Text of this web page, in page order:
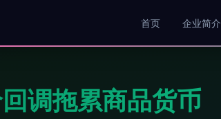
首页 企业简介
调拖累商品货币